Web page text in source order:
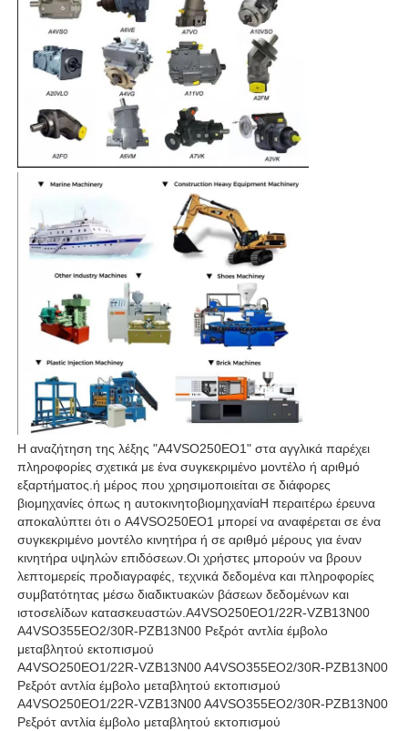
Η αναζήτηση της λέξης "A4VSO250EO1" στα αγγλικά παρέχει
πληροφορίες σχετικά με ένα συγκεκριμένο μοντέλο ή αριθμό
εξαρτήματος.ή μέρος που χρησιμοποιείται σε διάφορες
βιομηχανίες όπως η αυτοκινητοβιομηχανίαΗ περαιτέρω έρευνα
αποκαλύπτει ότι ο A4VSO250EO1 μπορεί να αναφέρεται σε ένα
συγκεκριμένο μοντέλο κινητήρα ή σε αριθμό μέρους για έναν
κινητήρα υψηλών επιδόσεων.Οι χρήστες μπορούν να βρουν
λεπτομερείς προδιαγραφές, τεχνικά δεδομένα και πληροφορίες
συμβατότητας μέσω διαδικτυακών βάσεων δεδομένων και
ιστοσελίδων κατασκευαστών.Α4VSO250EO1/22R-VZB13N00
A4VSO355EO2/30R-PZB13N00 Ρεξρότ αντλία έμβολο
μεταβλητού εκτοπισμού
Α4VSO250EO1/22R-VZB13N00 A4VSO355EO2/30R-PZB13N00
Ρεξρότ αντλία έμβολο μεταβλητού εκτοπισμού
Α4VSO250EO1/22R-VZB13N00 A4VSO355EO2/30R-PZB13N00
Ρεξρότ αντλία έμβολο μεταβλητού εκτοπισμού